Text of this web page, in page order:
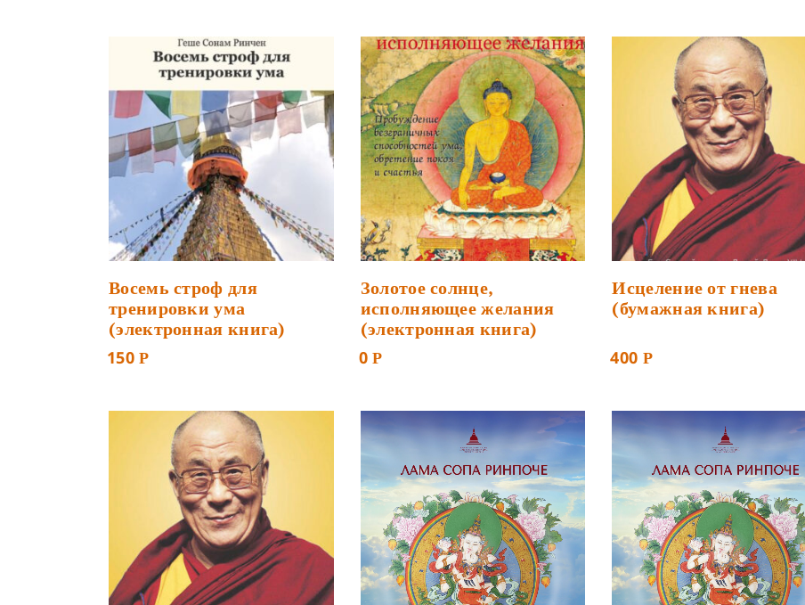
Восемь строф для
тренировки ума
(электронная книга)
150Р
Золотое солнце,
исполняющее желания
(электронная книга)
0Р
Исцеление от гнева
(бумажная книга)
400 Р